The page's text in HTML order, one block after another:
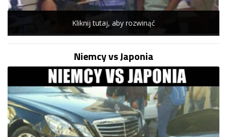
Kliknij tutaj, aby rozwinąć
Niemcy vs Japonia